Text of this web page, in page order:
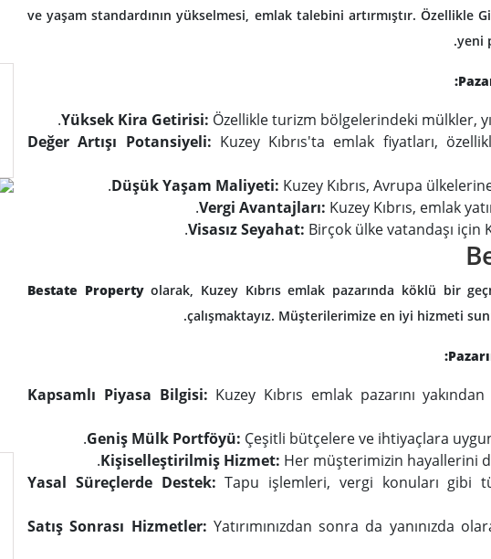
ve yaşam standardının yükselmesi, emlak talebini artırmıştır. Özellikle
yeni
Yüksek Kira Getirisi: Özellikle turizm bölgelerindeki mülkler,
Değer Artışı Potansiyeli: Kuzey Kıbrıs'ta emlak fiyatları,
Düşük Yaşam Maliyeti: Kuzey Kıbrıs, Avrupa
Vergi Avantajları: Kuzey Kıbrıs, emlak
Visasız Seyahat: Birçok ülke vatandaşı için
Bestate Propertyolarak, Kuzey Kıbrıs emlak pazarında köklü bir
çalışmaktayız. Müşterilerimize en iyi hizmeti
Kapsamlı Piyasa Bilgisi: Kuzey Kıbrıs emlak pazarını
Geniş Mülk Portföyü: Çeşitli bütçelere ve ihtiyaçlara
Kişiselleştirilmiş Hizmet: Her müşterimizin hayallerini
Yasal Süreçlerde Destek: Tapu işlemleri, vergi konuları gibi
Satış Sonrası Hizmetler: Yatırımınızdan sonra da yanınızda